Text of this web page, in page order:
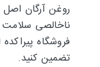
روغن آرگان
ناخالصی
فروشگاه
تضمین کنید.